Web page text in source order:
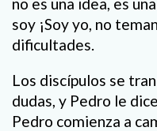
soy ¡Soy yo, no
dificultades.
Los discípulos se
dudas, y Pedro le
Pedro comienza a